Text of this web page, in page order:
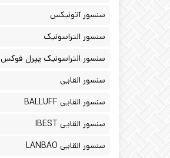
سنسور آتونیکس
سنسور التراسونیک
سنسور التراسونیک پپرل فوکس
سنسور القایی
سنسور القایی BALLUFF
سنسور القایی IBEST
سنسور القایی LANBAO